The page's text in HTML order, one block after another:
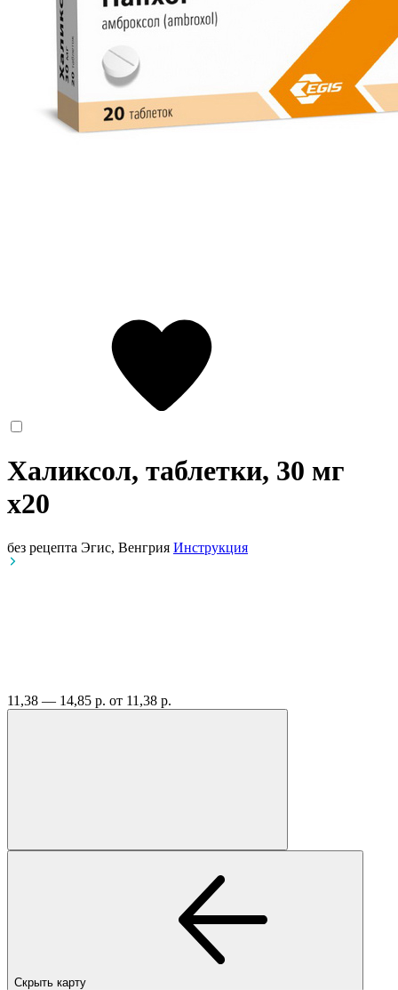
Халиксол, таблетки, 30 мг
x20
без рецепта Эгис, Венгрия Инструкция
11,38 — 14,85 р. от 11,38 р.
Скрыть карту